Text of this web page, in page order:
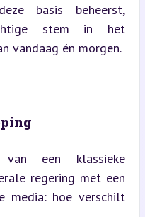
basis beheerst,
stem in het
vandaag én morgen.
een klassieke
regering met een
media: hoe verschilt